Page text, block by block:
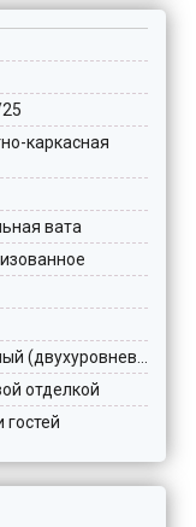
каркасная
вата
отделкой
гостей